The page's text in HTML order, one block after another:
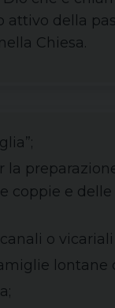
della
Chiesa.
coppie e
o